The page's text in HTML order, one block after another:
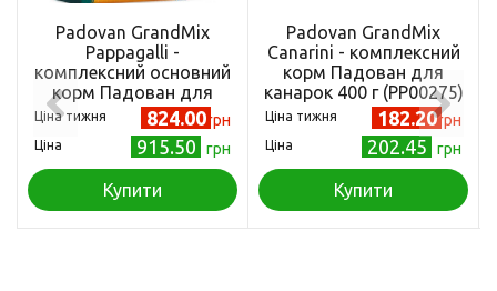
Padovan GrandMix
Pappagalli -
комплексний основний
корм Падован для
великих папуг 2 кг
(PP00653)
Ціна тижня 824.00 грн
Ціна 915.50 грн
Купити
Padovan GrandMix
Canarini - комплексний
корм Падован для
канарок 400 г (PP00275)
Ціна тижня 182.20грн
Ціна 202.45 грн
Купити